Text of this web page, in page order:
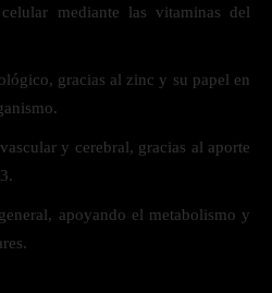
mediante las vitaminas del
gracias al zinc y su papel en
y cerebral, gracias al aporte
apoyando el metabolismo y